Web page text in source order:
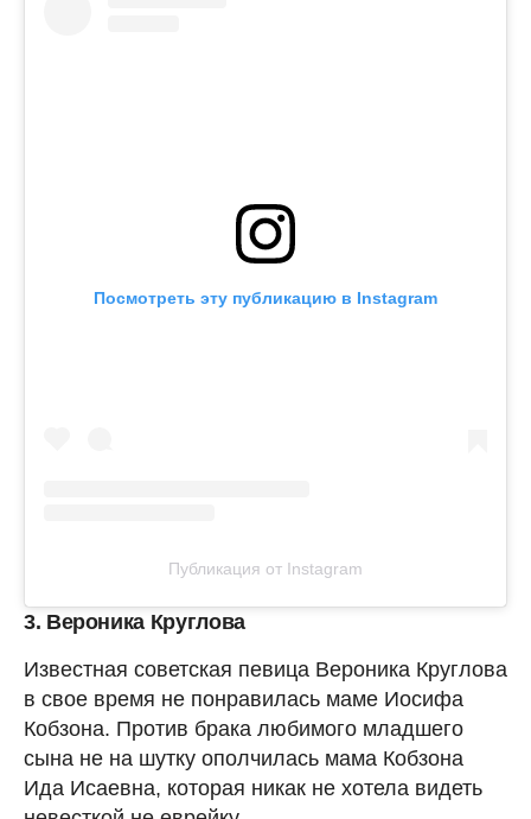
Посмотреть эту публикацию в Instagram
Публикация от Instagram
3. Вероника Круглова
Известная советская певица Вероника Круглова
в свое время не понравилась маме Иосифа
Кобзона. Против брака любимого младшего
сына не на шутку ополчилась мама Кобзона
Ида Исаевна, которая никак не хотела видеть